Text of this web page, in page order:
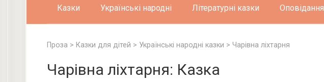
Казки Українські народні Літературні казки Оповідання
Проза > Казки для дітей > Українські народні казки > Чарівна ліхтарня
Чарівна ліхтарня: Казка